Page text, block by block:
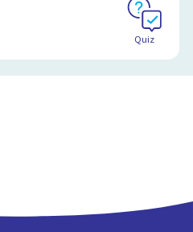
Quiz